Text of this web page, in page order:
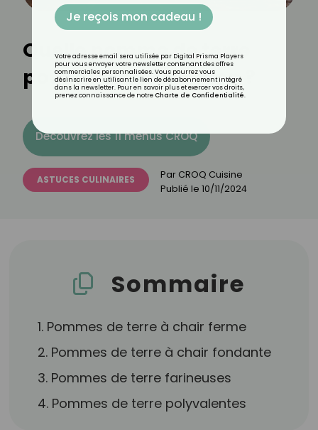
Quelle pomme de terre
pour quelle utilisation ?
Découvrez les 11 menus CROQ
ASTUCES CULINAIRES Par CROQ Cuisine
Publié le 10/11/2024
Sommaire
1. Pommes de terre à chair ferme
2. Pommes de terre à chair fondante
3. Pommes de terre farineuses
4. Pommes de terre polyvalentes
Je reçois mon cadeau !
Votre adresse email sera utilisée par Digital Prisma Players
pour vous envoyer votre newsletter contenant des offres
commerciales personnalisées. Vous pourrez vous
désinscrire en utilisant le lien de désabonnement intégré
dans la newsletter. Pour en savoir plus et exercer vos droits,
prenez connaissance de notre Charte de Confidentialité.